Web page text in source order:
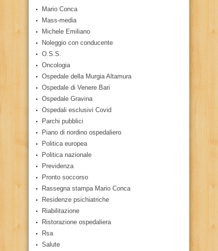
Mario Conca
Mass-media
Michele Emiliano
Noleggio con conducente
O.S.S.
Oncologia
Ospedale della Murgia Altamura
Ospedale di Venere Bari
Ospedale Gravina
Ospedali esclusivi Covid
Parchi pubblici
Piano di riordino ospedaliero
Politica europea
Politica nazionale
Previdenza
Pronto soccorso
Rassegna stampa Mario Conca
Residenze psichiatriche
Riabilitazione
Ristorazione ospedaliera
Rsa
Salute